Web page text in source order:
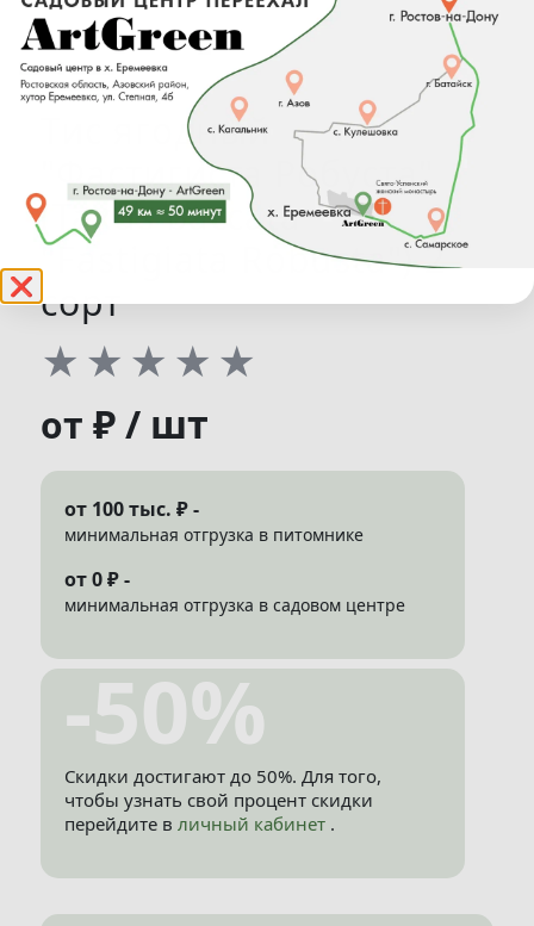
❌
Тис ягодный
"Фастигиста Робуста"
(Taxus baccata
"Fastigiata Robusta") 2
сорт
★ ★ ★ ★ ★
от₽ / шт
от 100 тыс. ₽ -
минимальная отгрузка в питомнике
от 0 ₽ -
минимальная отгрузка в садовом центре
-50%
Скидки достигают до 50%. Для того,
чтобы узнать свой процент скидки
перейдите вличный кабинет .